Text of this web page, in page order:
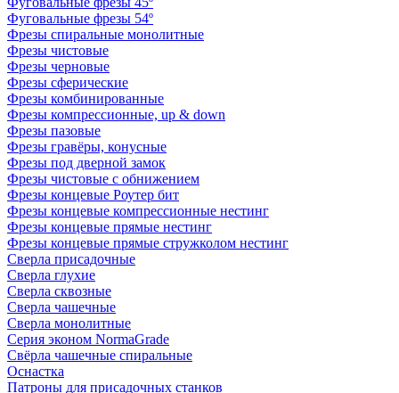
Фуговальные фрезы 54º
Фрезы спиральные монолитные
Фрезы чистовые
Фрезы черновые
Фрезы сферические
Фрезы комбинированные
Фрезы компрессионные, up & down
Фрезы пазовые
Фрезы гравёры, конусные
Фрезы под дверной замок
Фрезы чистовые с обнижением
Фрезы концевые Роутер бит
Фрезы концевые компрессионные нестинг
Фрезы концевые прямые нестинг
Фрезы концевые прямые стружколом нестинг
Сверла присадочные
Сверла глухие
Сверла сквозные
Сверла чашечные
Сверла монолитные
Серия эконом NormaGrade
Свёрла чашечные спиральные
Оснастка
Патроны для присадочных станков